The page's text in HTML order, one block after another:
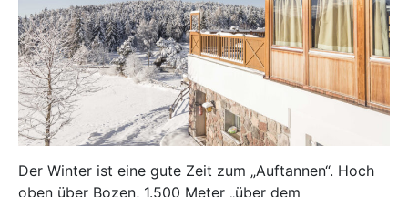
Der Winter ist eine gute Zeit zum „Auftannen“. Hoch
oben über Bozen, 1.500 Meter „über dem